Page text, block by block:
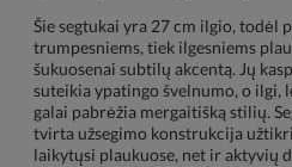
Šie segtukai yra 27 cm ilgio, todėl
trumpesniems, tiek ilgesniems
šukuosenai subtilų akcentą. Jų
suteikia ypatingo švelnumo, o ilgi,
galai pabrėžia mergaitišką stilių.
tvirta užsegimo konstrukcija
laikytųsi plaukuose, net ir aktyvių